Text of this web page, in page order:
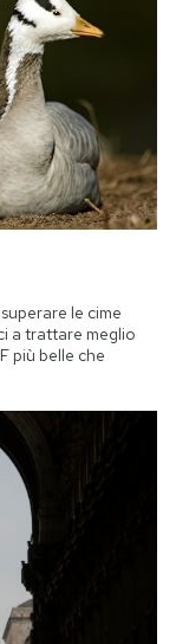
le cime
a trattare meglio
più belle che